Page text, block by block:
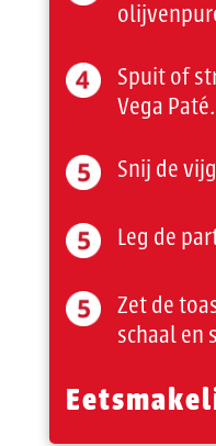
Spuit of
Vega Paté.
Snij de
Leg de
Zet de
schaal en